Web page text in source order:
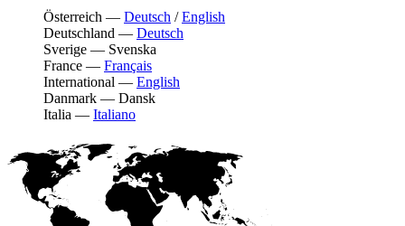
Österreich — Deutsch /English
Deutschland — Deutsch
Sverige — Svenska
France — Français
International — English
Danmark — Dansk
Italia — Italiano